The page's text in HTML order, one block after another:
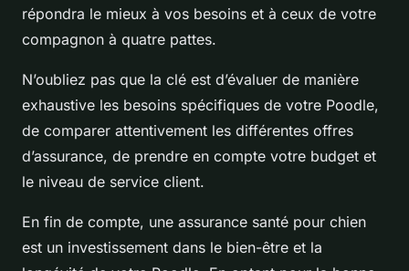
répondra le mieux à vos besoins et à ceux de votre
compagnon à quatre pattes.
N’oubliez pas que la clé est d’évaluer de manière
exhaustive les besoins spécifiques de votre Poodle,
de comparer attentivement les différentes offres
d’assurance, de prendre en compte votre budget et
le niveau de service client.
En fin de compte, une assurance santé pour chien
est un investissement dans le bien-être et la